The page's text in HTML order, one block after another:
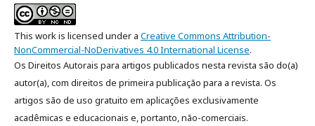
This work is licensed under a Creative Commons Attribution-
NonCommercial-NoDerivatives 4.0 International License.
Os Direitos Autorais para artigos publicados nesta revista são do(a)
autor(a), com direitos de primeira publicação para a revista. Os
artigos são de uso gratuito em aplicações exclusivamente
acadêmicas e educacionais e, portanto, não-comerciais.